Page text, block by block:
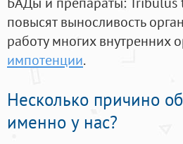
повысят выносливость
работу многих внутренних
импотенции.
Несколько причино
именно у нас?